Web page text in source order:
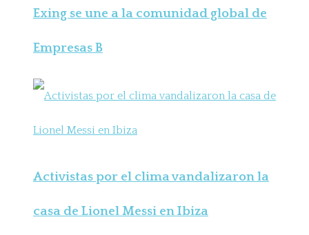
Exing se une a la comunidad global de
Empresas B
Activistas por el clima vandalizaron la
casa de Lionel Messi en Ibiza